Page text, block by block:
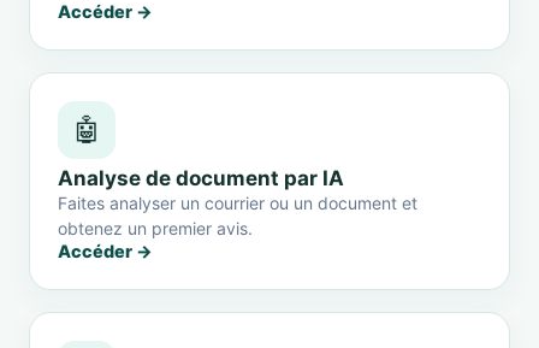
Accéder →
🤖
Analyse de document par IA
Faites analyser un courrier ou un document et
obtenez un premier avis.
Accéder →